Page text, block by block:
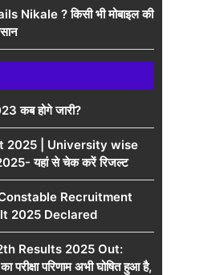
Nikale ? किसी भी मोबाइल की
कब होगे जारी?
2025 | University wise
यहां से चेक करें रिजल्ट
Recruitment
2025 Declared
Results 2025 Out:
परीक्षा परिणाम अभी घोषित हुआ है,